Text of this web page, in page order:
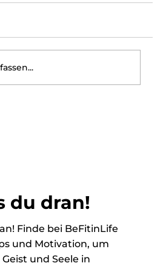
du dran!
Finde bei BeFitinLife
und Motivation, um
und Seele in